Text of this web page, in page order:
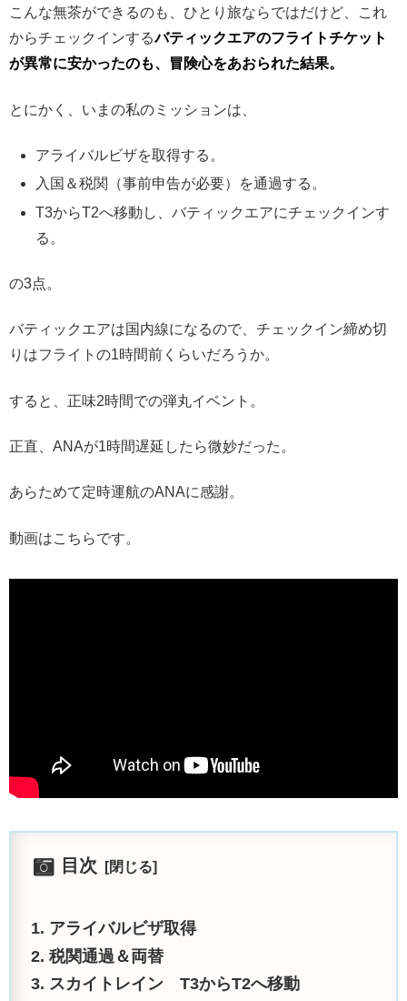
こんな無茶ができるのも、ひとり旅ならではだけど、これ
からチェックインするバティックエアのフライトチケット
が異常に安かったのも、冒険心をあおられた結果。
とにかく、いまの私のミッションは、
アライバルビザを取得する。
入国＆税関（事前申告が必要）を通過する。
T3からT2へ移動し、バティックエアにチェックインす
る。
の3点。
バティックエアは国内線になるので、チェックイン締め切
りはフライトの1時間前くらいだろうか。
すると、正味2時間での弾丸イベント。
正直、ANAが1時間遅延したら微妙だった。
あらためて定時運航のANAに感謝。
動画はこちらです。
目次
アライバルビザ取得
税関通過＆両替
スカイトレイン T3からT2へ移動